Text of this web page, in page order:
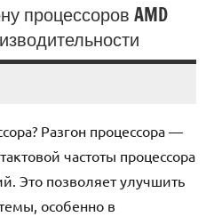
процессоров AMD
Разгон процессора —
частоты процессора
Это позволяет улучшить
особенно в